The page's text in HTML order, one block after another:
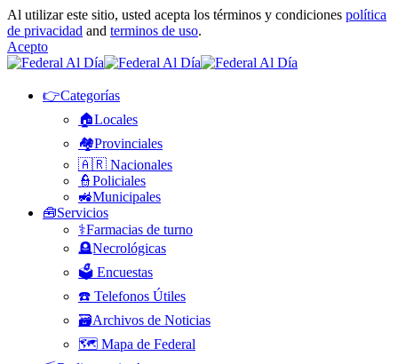
Al utilizar este sitio, usted acepta los términos y condiciones política
de privacidad and terminos de uso.
Acepto
👉Categorías
🏠Locales
🏘️Provinciales
🇦🇷 Nacionales
👮Policiales
🚜Municipales
🧰Servicios
⚕️Farmacias de turno
🪦Necrológicas
🗳️ Encuestas
☎️ Telefonos Útiles
🗃️Archivos de Noticias
🗺️ Mapa de Federal